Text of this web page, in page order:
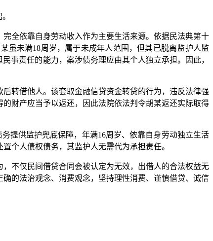
全依靠自身劳动收入作为主要生活来源。依据民法典第十
虽未满18周岁，属于未成年人范围，但其已脱离监护人监
事责任的能力，案涉债务理应由其个人独立承担。因此，
转借他人。该套取金融信贷资金转贷的行为，违反法律强
财产应当予以返还，因此法院依法判令胡某返还实际取得
提供监护兜底保障，年满16周岁、依靠自身劳动独立生活
个人债权债务，其监护人无需代为承担责任。
不仅民间借贷合同会被认定为无效，出借人的合法权益无
的法治观念、消费观念，坚持理性消费、谨慎借贷、诚信